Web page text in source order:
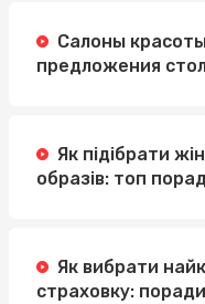
Салоны
предложения
Як підібрати
образів: топ
Як вибрати
страховку: